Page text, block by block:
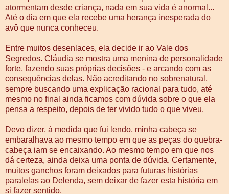
atormentam desde criança, nada em sua vida é anormal...
Até o dia em que ela recebe uma herança inesperada do
avô que nunca conheceu.
Entre muitos desenlaces, ela decide ir ao Vale dos
Segredos. Cláudia se mostra uma menina de personalidade
forte, fazendo suas próprias decisões - e arcando com as
consequências delas. Não acreditando no sobrenatural,
sempre buscando uma explicação racional para tudo, até
mesmo no final ainda ficamos com dúvida sobre o que ela
pensa a respeito, depois de ter vivido tudo o que viveu.
Devo dizer, à medida que fui lendo, minha cabeça se
embaralhava ao mesmo tempo em que as peças do quebra-
cabeça iam se encaixando. Ao mesmo tempo em que nos
dá certeza, ainda deixa uma ponta de dúvida. Certamente,
muitos ganchos foram deixados para futuras histórias
paralelas ao Delenda, sem deixar de fazer esta história em
si fazer sentido.